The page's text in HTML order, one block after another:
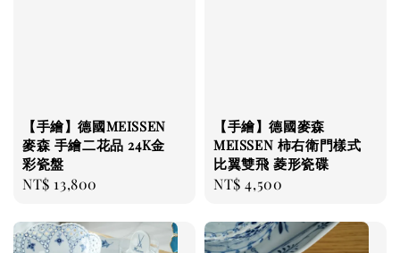
【手繪】德國MEISSEN
麥森 手繪二花品 24K金
彩瓷盤
Regular
NT$ 13,800
【手繪】德國麥森
MEISSEN 柿右衛門樣式
比翼雙飛 菱形瓷碟
Regular
NT$ 4,500